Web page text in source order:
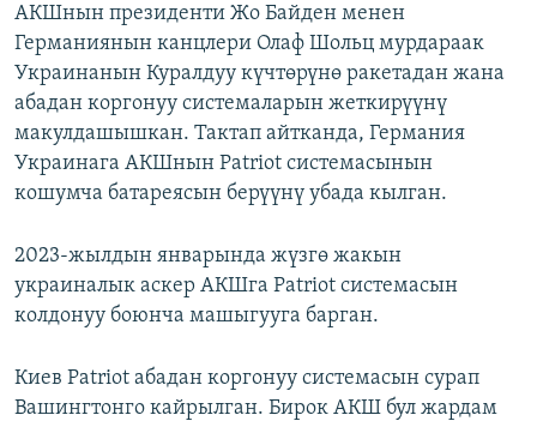
АКШнын президенти Жо Байден менен
Германиянын канцлери Олаф Шольц мурдараак
Украинанын Куралдуу күчтөрүнө ракетадан жана
абадан коргонуу системаларын жеткирүүнү
макулдашышкан. Тактап айтканда, Германия
Украинага АКШнын Patriot системасынын
кошумча батареясын берүүнү убада кылган.
2023-жылдын январында жүзгө жакын
украиналык аскер АКШга Patriot системасын
колдонуу боюнча машыгууга барган.
Киев Patriot абадан коргонуу системасын сурап
Вашингтонго кайрылган. Бирок АКШ бул жардам